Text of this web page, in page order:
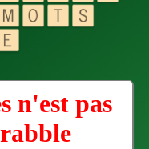
n'est pas